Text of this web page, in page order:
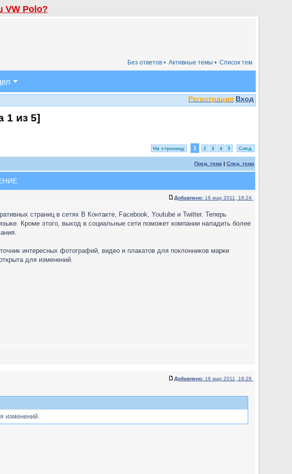
VW Polo?
Список тем
Активные темы •
Без ответов •
Регистрация Вход
1 из 5]
На страницу 1 2 3 4 5 След.
Пред. тема | След. тема
Добавлено: 16 мар 2011, 18:24
страниц в сетях В Контакте, Facebook, Youtube и Twitter. Теперь
Кроме этого, выход в социальные сети поможет компании наладить более
интересных фотографий, видео и плакатов для поклонников марки
для изменений.
Добавлено: 16 мар 2011, 18:26
изменений.